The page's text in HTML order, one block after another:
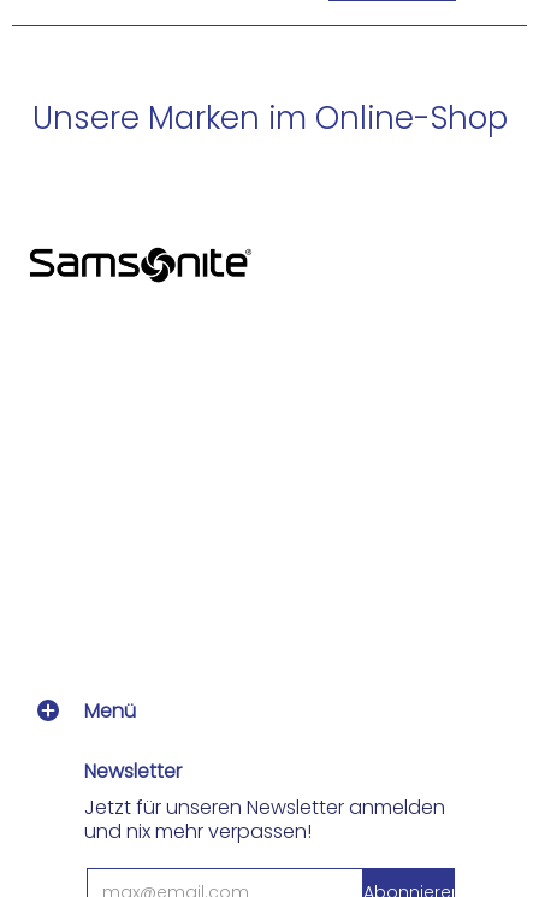
Unsere Marken im Online-Shop
Menü
Newsletter
Jetzt für unseren Newsletter anmelden
und nix mehr verpassen!